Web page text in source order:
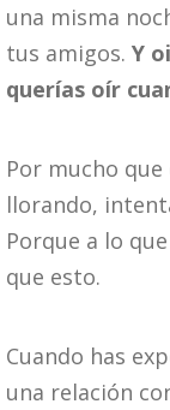
una misma
tus amigos. Y
querías oír
Por mucho
llorando,
Porque a lo
que esto.
Cuando has
una relación